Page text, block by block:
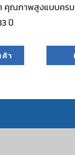
คุณภาพสูงแบบคร
ปี
า